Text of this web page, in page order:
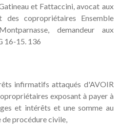
et Fattaccini, avocat aux
des copropriétaires Ensemble
demandeur aux
16-15. 136
infirmatifs attaqués d'AVOIR
exposant à payer à
et intérêts et une somme au
procédure civile,